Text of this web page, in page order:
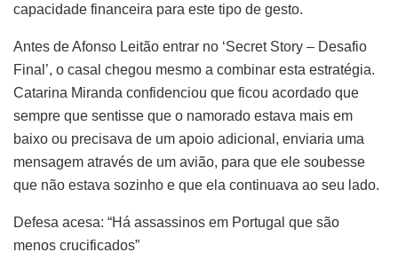
capacidade financeira para este tipo de gesto.
Antes de Afonso Leitão entrar no ‘Secret Story – Desafio
Final’, o casal chegou mesmo a combinar esta estratégia.
Catarina Miranda confidenciou que ficou acordado que
sempre que sentisse que o namorado estava mais em
baixo ou precisava de um apoio adicional, enviaria uma
mensagem através de um avião, para que ele soubesse
que não estava sozinho e que ela continuava ao seu lado.
Defesa acesa: “Há assassinos em Portugal que são
menos crucificados”